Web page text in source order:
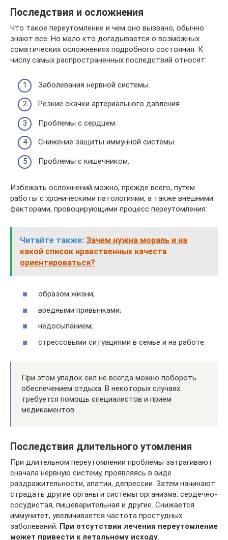
Последствия и осложнения
Что такое переутомление и чем оно вызвано, обычно
знают все. Но мало кто догадывается о возможных
соматических осложнениях подробного состояния. К
числу самых распространенных последствий относят:
Заболевания нервной системы.
Резкие скачки артериального давления.
Проблемы с сердцем.
Снижение защиты иммунной системы.
Проблемы с кишечником.
Избежать осложнений можно, прежде всего, путем
работы с хроническими патологиями, а также внешними
факторами, провоцирующими процесс переутомления:
Читайте также: Зачем нужна мораль и на
какой список нравственных качеств
ориентироваться?
образом жизни;
вредными привычками;
недосыпанием;
стрессовыми ситуациями в семье и на работе.
При этом упадок сил не всегда можно побороть
обеспечением отдыха. В некоторых случаях
требуется помощь специалистов и прием
медикаментов.
Последствия длительного утомления
При длительном переутомлении проблемы затрагивают
сначала нервную систему, проявляясь в виде
раздражительности, апатии, депрессии. Затем начинают
страдать другие органы и системы организма: сердечно-
сосудистая, пищеварительная и другие. Снижается
иммунитет, увеличивается частота простудных
заболеваний. При отсутствии лечения переутомление
может привести к летальному исходу.